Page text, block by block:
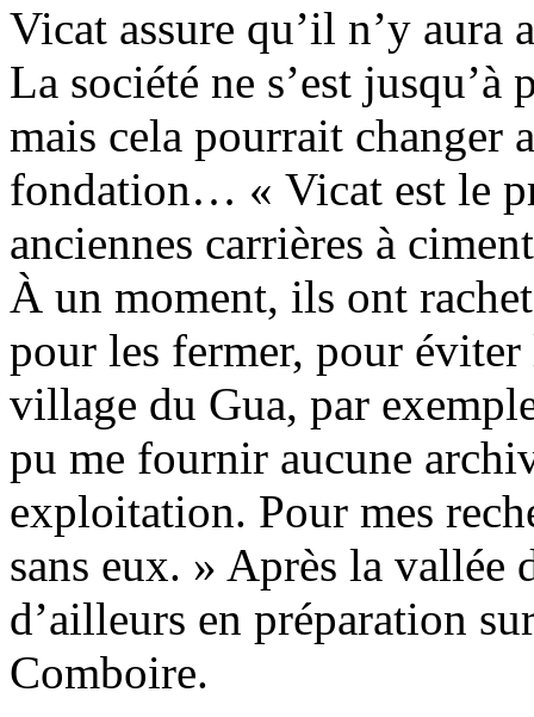
Vicat assure qu’il n’y aura
La société ne s’est jusqu’à
mais cela pourrait changer
fondation… « Vicat est le
anciennes carrières à
À un moment, ils ont
pour les fermer, pour
village du Gua, par
pu me fournir aucune
exploitation. Pour mes
sans eux. » Après la vallée
d’ailleurs en préparation
Comboire.